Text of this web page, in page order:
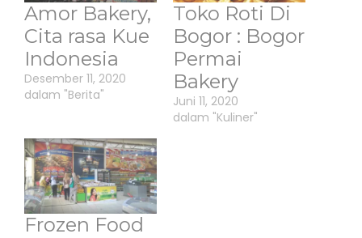
Amor Bakery,
Cita rasa Kue
Indonesia
Desember 11, 2020
dalam "Berita"
Toko Roti Di
Bogor : Bogor
Permai
Bakery
Juni 11, 2020
dalam "Kuliner"
Frozen Food